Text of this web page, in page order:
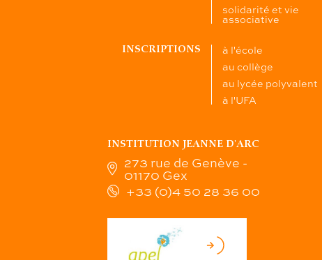
solidarité et vie
associative
INSCRIPTIONS
à l'école
au collège
au lycée polyvalent
à l'UFA
INSTITUTION JEANNE D'ARC
273 rue de Genève -
01170 Gex
+33 (0)4 50 28 36 00